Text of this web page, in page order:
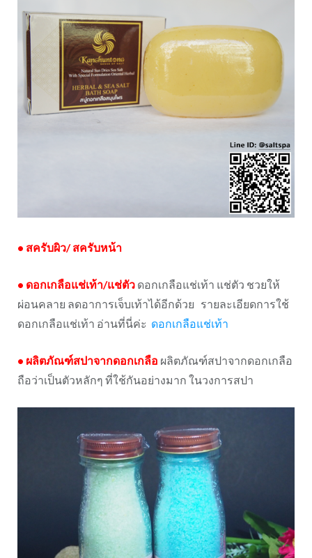
• สครับผิว/สครับหน้า
• ดอกเกลือแช่เท้า/แช่ตัวดอกเกลือแช่เท้า แช่ตัว ชวยให้
ผ่อนคลาย ลดอาการเจ็บเท้าได้อีกด้วย รายละเอียดการใช้
ดอกเกลือแช่เท้า อ่านที่นี่ค่ะ ดอกเกลือแช่เท้า
• ผลิตภัณฑ์สปาจากดอกเกลือ ผลิตภัณฑ์สปาจากดอกเกลือ
ถือว่าเป็นตัวหลักๆ ที่ใช้กันอย่างมาก ในวงการสปา